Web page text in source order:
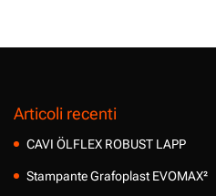
Articoli recenti
CAVI ÖLFLEX ROBUST LAPP
Stampante Grafoplast EVOMAX²